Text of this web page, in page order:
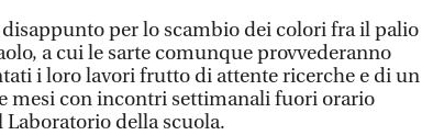
per lo scambio dei colori fra il palio
a cui le sarte comunque provvederanno
i loro lavori frutto di attente ricerche e di un
mesi con incontri settimanali fuori orario
Laboratorio della scuola.